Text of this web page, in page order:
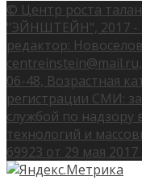
© Центр роста
"ЭЙНШТЕЙН", 2017 -
редактор:
06-48, Возрастная
регистрации СМИ:
службой по
технологий и
69923 от 29 мая 2017